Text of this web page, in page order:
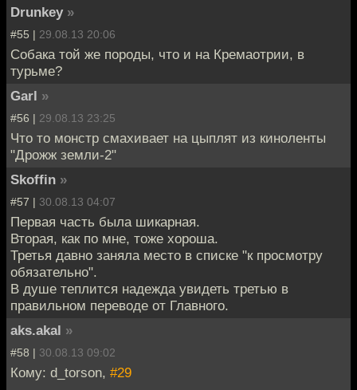
Drunkey »
#55 | 29.08.13 20:06
Собака той же породы, что и на Кремаотрии, в
турьме?
Garl »
#56 | 29.08.13 23:25
Что то монстр смахивает на цыплят из киноленты
"Дрожж земли-2"
Skoffin »
#57 | 30.08.13 04:07
Первая часть была шикарная.
Вторая, как по мне, тоже хороша.
Третья давно заняла место в списке "к просмотру
обязательно".
В душе теплится надежда увидеть третью в
правильном переводе от Главного.
aks.akal »
#58 | 30.08.13 09:02
Кому: d_torson, #29